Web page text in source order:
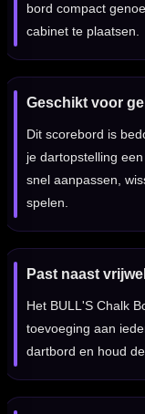
bord compact
cabinet te plaatsen.
Geschikt voor
Dit scorebord is
je dartopstelling
snel aanpassen,
spelen.
Past naast
Het BULL'S Chalk
toevoeging aan
dartbord en houd